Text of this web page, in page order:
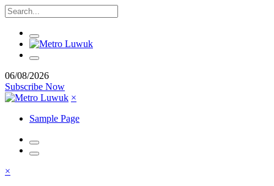
06/08/2026
Subscribe Now
×
Sample Page
×